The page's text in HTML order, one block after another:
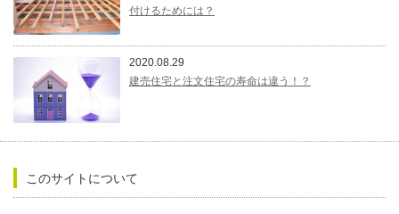
付けるためには？
2020.08.29
建売住宅と注文住宅の寿命は違う！？
このサイトについて